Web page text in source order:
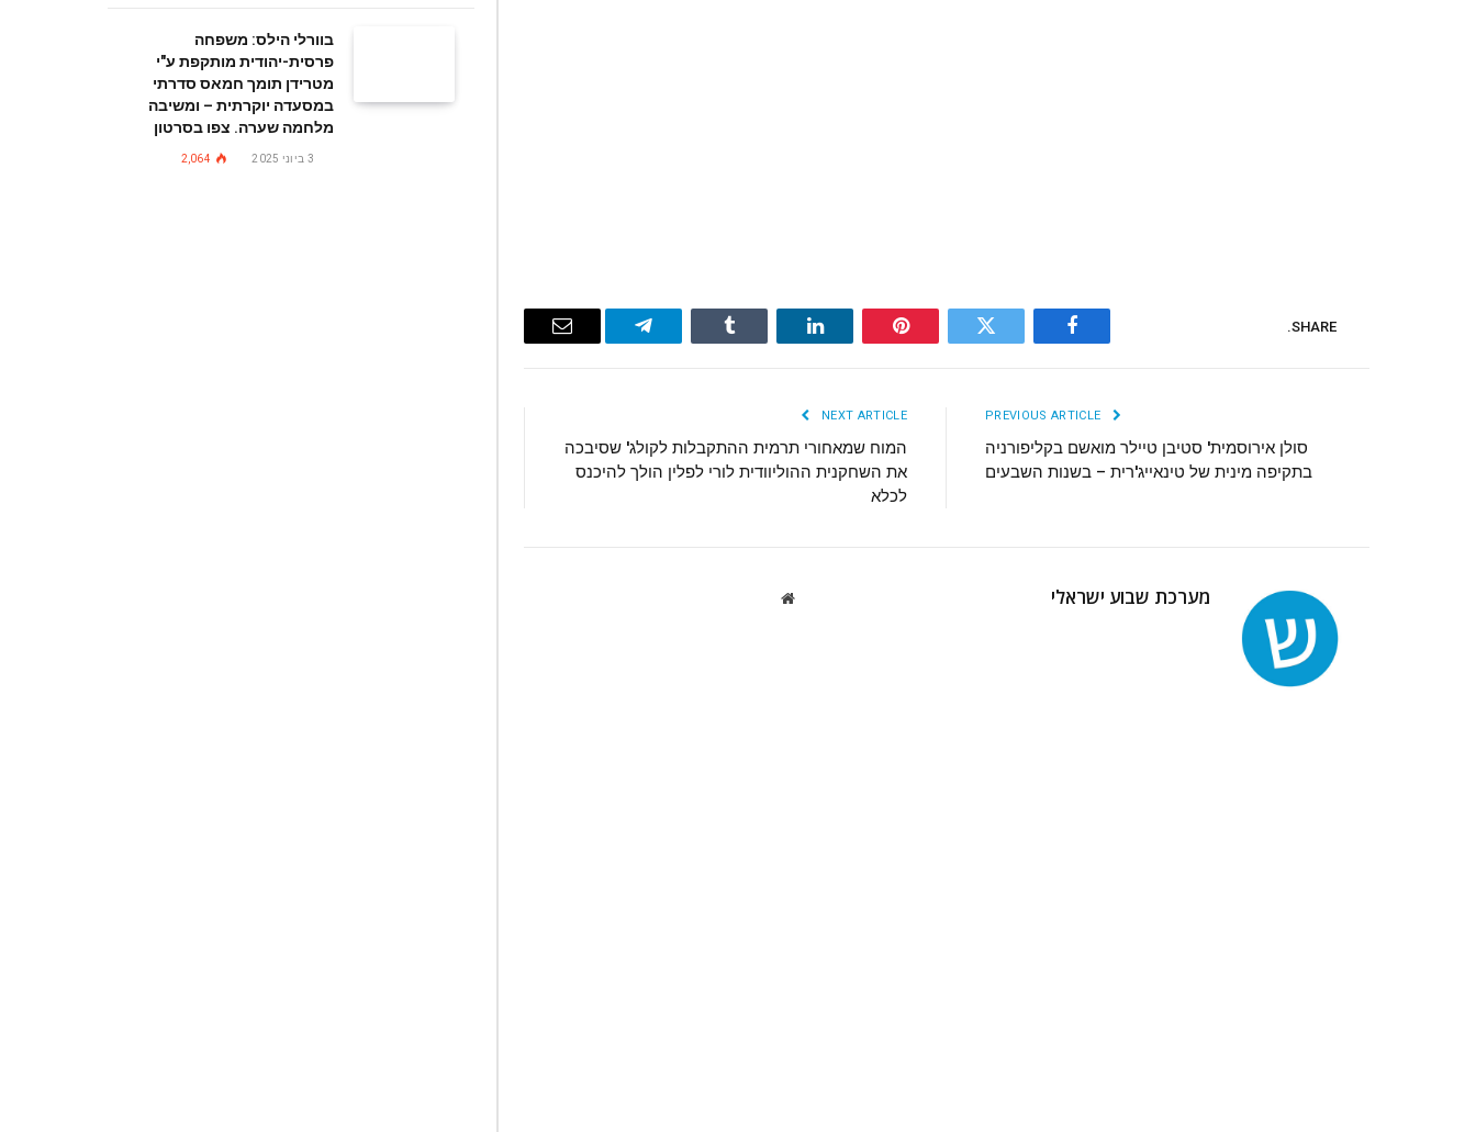
SHARE.
Facebook
Twitter
Pinterest
LinkedIn
Tumblr
Telegram
Email
סולן אירוסמית' סטיבן טיילר מואשם בקליפורניה
בתקיפה מינית של טינאייג'רית – בשנות השבעים
NEXT ARTICLE
המוח שמאחורי תרמית ההתקבלות לקולג' שסיבכה
את השחקנית ההוליוודית לורי לפלין הולך להיכנס
לכלא
מערכת שבוע ישראלי Website
בוורלי הילס: משפחה
פרסית-יהודית מותקפת ע"י
מטרידן תומך חמאס סדרתי
במסעדה יוקרתית – ומשיבה
מלחמה שערה. צפו בסרטון
3 ביוני 2025 2,064